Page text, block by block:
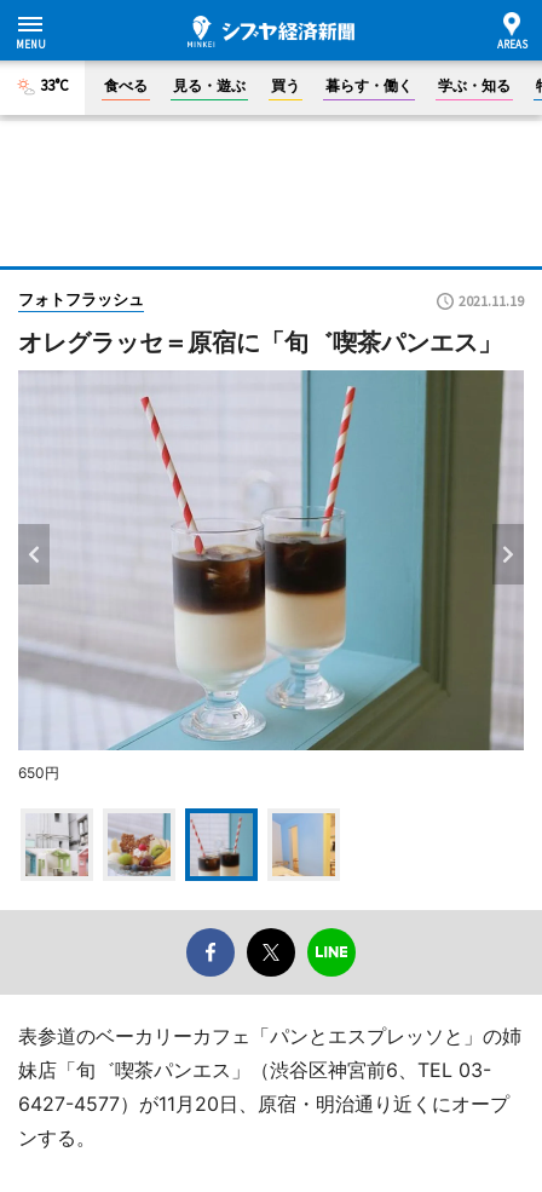
33°C 食べる 見る・遊ぶ 買う 暮らす・働く 学ぶ・知る
フォトフラッシュ 2021.11.19
オレグラッセ＝原宿に「旬゛喫茶パンエス」
650円
表参道のベーカリーカフェ「パンとエスプレッソと」の姉
妹店「旬゛喫茶パンエス」（渋谷区神宮前6、TEL 03-
6427-4577）が11月20日、原宿・明治通り近くにオープ
ンする。